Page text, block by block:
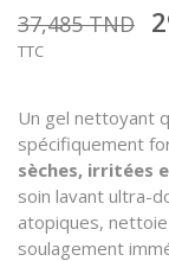
37,485 TND
TTC
Un gel nettoyant
spécifiquement
sèches, irritées
soin lavant ultra-
atopiques,
soulagement